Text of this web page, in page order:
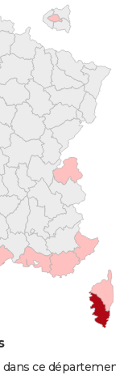
ce département